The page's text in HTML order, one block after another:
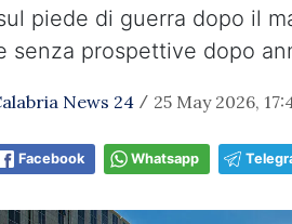
piede di guerra dopo il
senza prospettive dopo
News 24 / 25 May 2026,
Facebook Whatsapp